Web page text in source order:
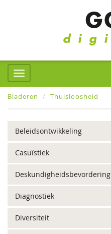
Bladeren Thuisloosheid
Beleidsontwikkeling
Casuïstiek
Deskundigheidsbevordering
Diagnostiek
Diversiteit